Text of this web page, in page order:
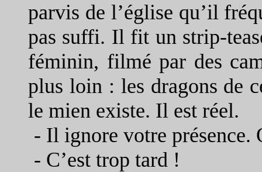
parvis de l’église qu’il
pas suffi. Il fit un strip-
féminin, filmé par des
plus loin : les dragons de
le mien existe. Il est réel.
- Il ignore votre présence.
- C’est trop tard !